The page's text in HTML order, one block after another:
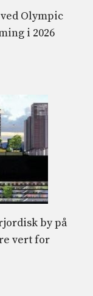
Olympic
i 2026
by på
vert for